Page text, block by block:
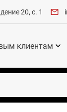
20, с. 1
клиентам